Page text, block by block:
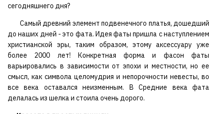
сегодняшнего дня?
Самый древний элемент подвенечного платья, дошедший
до наших дней - это фата. Идея фаты пришла с наступлением
христианской эры, таким образом, этому аксессуару уже
более 2000 лет! Конкретная форма и фасон фаты
варьировались в зависимости от эпохи и местности, но ее
смысл, как символа целомудрия и непорочности невесты, во
все века оставался неизменным. В Средние века фата
делалась из шелка и стоила очень дорого.